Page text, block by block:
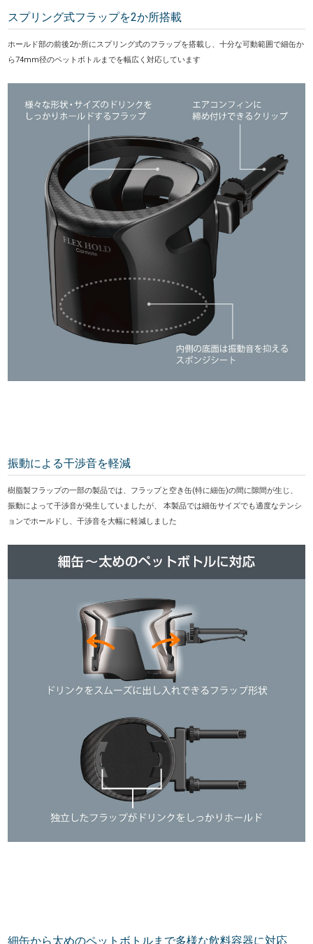
スプリング式フラップを2か所搭載
ホールド部の前後2か所にスプリング式のフラップを搭載し、十分な可動範囲で細缶か
ら74mm径のペットボトルまでを幅広く対応しています
振動による干渉音を軽減
樹脂製フラップの一部の製品では、フラップと空き缶(特に細缶)の間に隙間が生じ、
振動によって干渉音が発生していましたが、 本製品では細缶サイズでも適度なテンシ
ョンでホールドし、干渉音を大幅に軽減しました
細缶から太めのペットボトルまで多様な飲料容器に対応